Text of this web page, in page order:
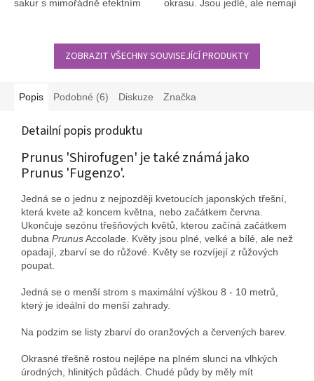
sakur s mimořádně efektním
okrasu. Jsou jedlé, ale nemají
ZOBRAZIT VŠECHNY SOUVISEJÍCÍ PRODUKTY
Popis Podobné (6) Diskuze Značka
Detailní popis produktu
Prunus 'Shirofugen' je také známá jako
Prunus 'Fugenzo'.
Jedná se o jednu z nejpozději kvetoucích japonských třešní,
která kvete až koncem května, nebo začátkem června.
Ukončuje sezónu třešňových květů, kterou začíná začátkem
dubna PrunusAccolade. Květy jsou plné, velké a bílé, ale než
opadají, zbarví se do růžové. Květy se rozvíjejí z růžových
poupat.
Jedná se o menší strom s maximální výškou 8 - 10 metrů,
který je ideální do menší zahrady.
Na podzim se listy zbarví do oranžových a červených barev.
Okrasné třešně rostou nejlépe na plném slunci na vlhkých
úrodných, hlinitých půdách. Chudé půdy by měly mít